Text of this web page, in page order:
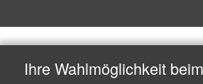
Ihre Wahlmöglichkeit